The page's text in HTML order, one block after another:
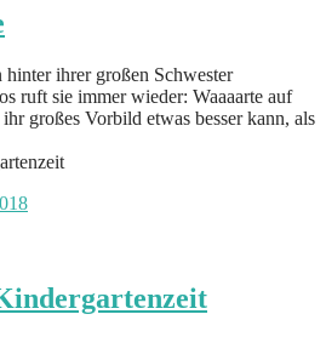
ihrer großen Schwester
ruft sie immer wieder: Waaaarte auf
großes Vorbild etwas besser kann, als